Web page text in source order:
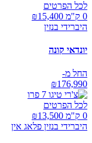
לכל הפרטים
0 ק"מ ₪
15,400
היברידי בנזין
יונדאי קונה
החל מ-
₪176,990
לכל הפרטים
0 ק"מ ₪
13,500
היברידי בנזין פלאג אין